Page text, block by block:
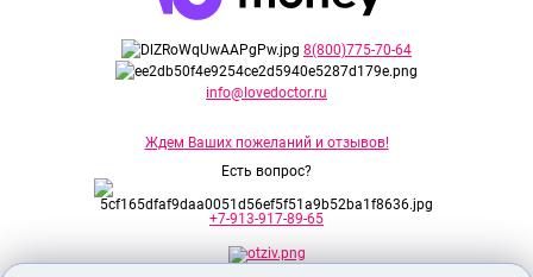
8(800)775-70-64
info@lovedoctor.ru
Ждем Ваших пожеланий и отзывов!
Есть вопрос?
+7-913-917-89-65